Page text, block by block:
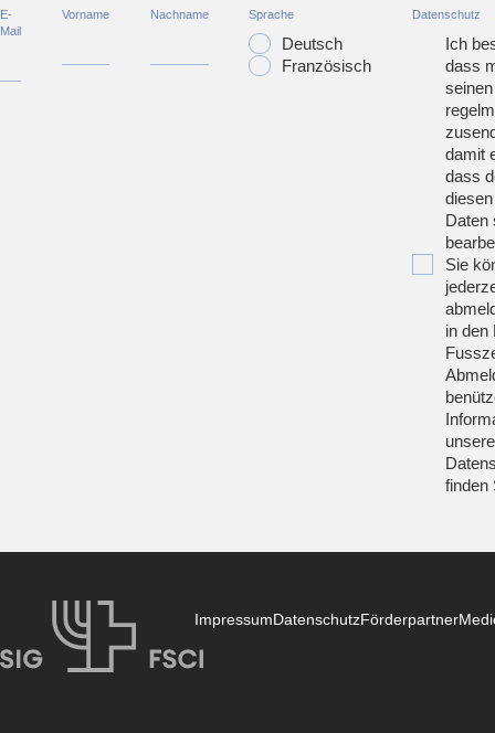
E-
Mail
Vorname Nachname Sprache
Deutsch
Französisch
Datenschutz
Ich
dass
damit
dass
Daten
Sie
in den
finden
ImpressumDatenschutzFörderpartner